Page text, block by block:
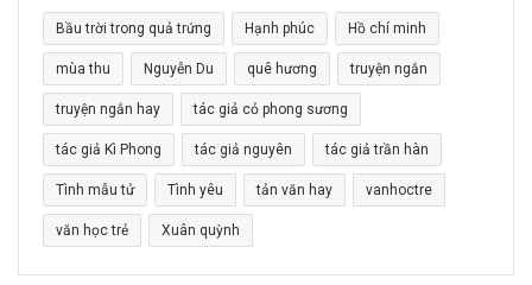
c
h
o
:
Bầu trời trong quả trứng Hạnh phúc Hồ chí minh
mùa thu Nguyễn Du quê hương truyện ngắn
truyện ngắn hay tác giả cỏ phong sương
tác giả Kì Phong tác giả nguyên tác giả trần hàn
Tình mẫu tử Tình yêu tản văn hay vanhoctre
văn học trẻ Xuân quỳnh